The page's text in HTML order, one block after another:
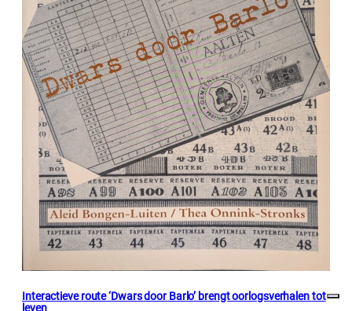
Interactieve route ‘Dwars door Barlo’ brengt oorlogsverhalen tot
leven